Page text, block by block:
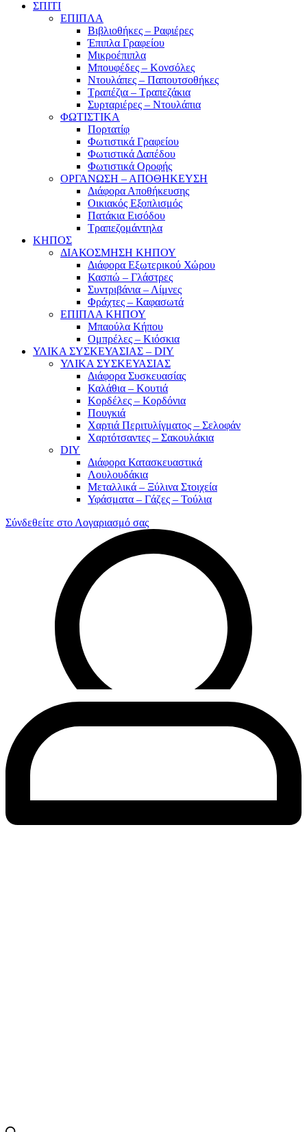
ΣΠΙΤΙ
ΕΠΙΠΛΑ
Βιβλιοθήκες – Ραφιέρες
Έπιπλα Γραφείου
Μικροέπιπλα
Μπουφέδες – Κονσόλες
Ντουλάπες – Παπουτσοθήκες
Τραπέζια – Τραπεζάκια
Συρταριέρες – Ντουλάπια
ΦΩΤΙΣΤΙΚΑ
Πορτατίφ
Φωτιστικά Γραφείου
Φωτιστικά Δαπέδου
Φωτιστικά Οροφής
ΟΡΓΑΝΩΣΗ – ΑΠΟΘΗΚΕΥΣΗ
Διάφορα Αποθήκευσης
Οικιακός Εξοπλισμός
Πατάκια Εισόδου
Τραπεζομάντηλα
ΚΗΠΟΣ
ΔΙΑΚΟΣΜΗΣΗ ΚΗΠΟΥ
Διάφορα Εξωτερικού Χώρου
Κασπώ – Γλάστρες
Συντριβάνια – Λίμνες
Φράχτες – Καφασωτά
ΕΠΙΠΛΑ ΚΗΠΟΥ
Μπαούλα Κήπου
Ομπρέλες – Κιόσκια
ΥΛΙΚΑ ΣΥΣΚΕΥΑΣΙΑΣ – DIY
ΥΛΙΚΑ ΣΥΣΚΕΥΑΣΙΑΣ
Διάφορα Συσκευασίας
Καλάθια – Κουτιά
Κορδέλες – Κορδόνια
Πουγκιά
Χαρτιά Περιτυλίγματος – Σελοφάν
Χαρτότσαντες – Σακουλάκια
DIY
Διάφορα Κατασκευαστικά
Λουλουδάκια
Μεταλλικά – Ξύλινα Στοιχεία
Υφάσματα – Γάζες – Τούλια
Σύνδεθείτε στο Λογαριασμό σας